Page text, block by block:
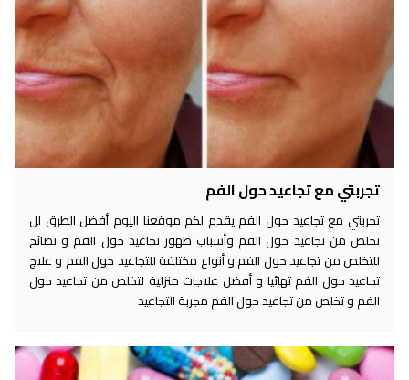
تجربتي مع تجاعيد حول الفم
تجربتي مع تجاعيد حول الفم يقدم لكم موقعنا اليوم أفضل الطرق لل
تخلص من تجاعيد حول الفم وأسباب ظهور تجاعيد حول الفم و نصائح
للتخلص من تجاعيد حول الفم و أنواع مختلفة للتجاعيد حول الفم و علاج
تجاعيد حول الفم تهائيا و أفضل علاجات منزلية لتخلص من تجاعيد حول
الفم و تخلص من تجاعيد حول الفم مجربة التجاعيد